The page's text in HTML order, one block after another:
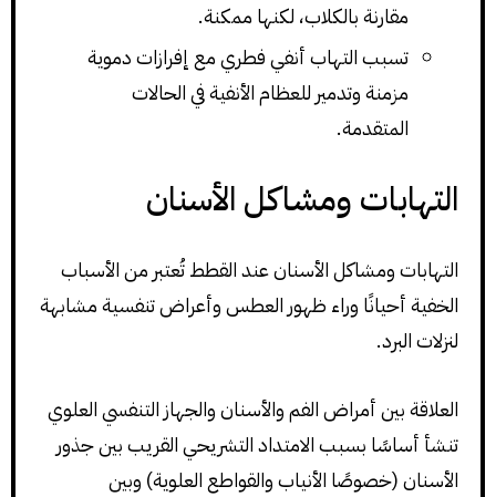
مقارنة بالكلاب، لكنها ممكنة.
تسبب التهاب أنفي فطري مع إفرازات دموية
مزمنة وتدمير للعظام الأنفية في الحالات
المتقدمة.
التهابات ومشاكل الأسنان
التهابات ومشاكل الأسنان عند القطط تُعتبر من الأسباب
الخفية أحيانًا وراء ظهور العطس وأعراض تنفسية مشابهة
لنزلات البرد.
العلاقة بين أمراض الفم والأسنان والجهاز التنفسي العلوي
تنشأ أساسًا بسبب الامتداد التشريحي القريب بين جذور
الأسنان (خصوصًا الأنياب والقواطع العلوية) وبين